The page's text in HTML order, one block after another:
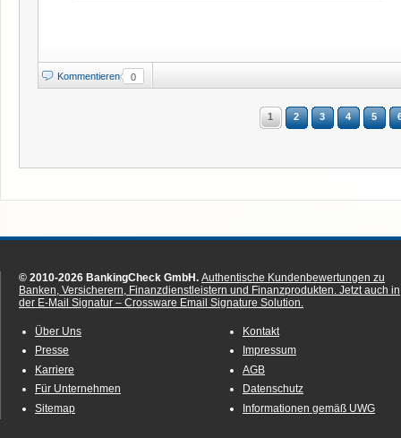
Kommentieren 0
1 2 3 4 5
© 2010-2026 BankingCheck GmbH. Authentische Kundenbewertungen zu
Banken, Versicherern, Finanzdienstleistern und Finanzprodukten. Jetzt auch in
der E-Mail Signatur – Crossware Email Signature Solution.
Über Uns
Presse
Karriere
Für Unternehmen
Sitemap
Kontakt
Impressum
AGB
Datenschutz
Informationen gemäß UWG